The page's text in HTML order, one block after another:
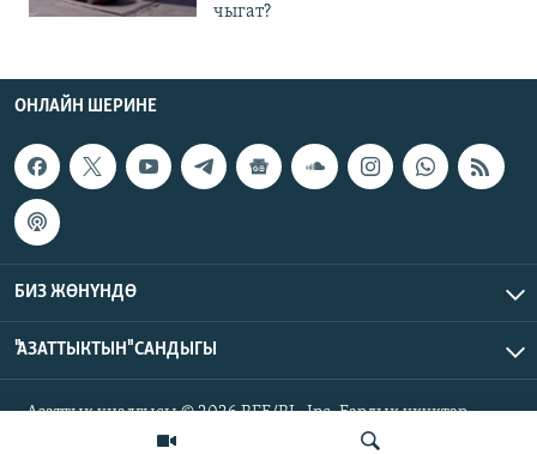
чыгат?
ОНЛАЙН ШЕРИНЕ
БИЗ ЖӨНҮНДӨ
"АЗАТТЫКТЫН" САНДЫГЫ
Азаттык үналгысы © 2026 RFE/RL, Inc. Бардык укуктар